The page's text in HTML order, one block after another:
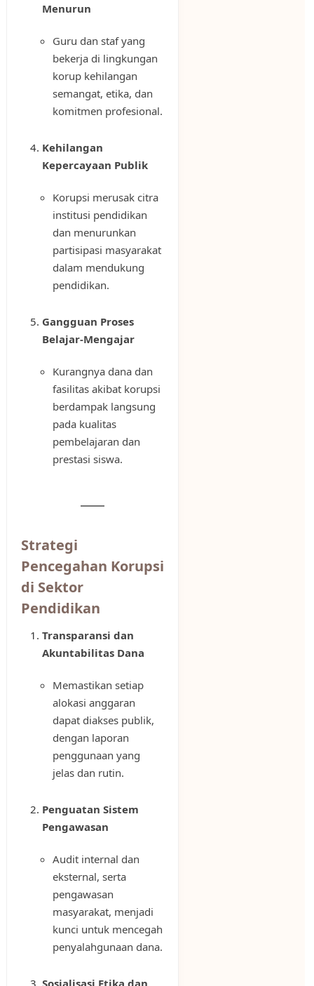
Menurun
Guru dan staf yang
bekerja di lingkungan
korup kehilangan
semangat, etika, dan
komitmen profesional.
Kehilangan
Kepercayaan Publik
Korupsi merusak citra
institusi pendidikan
dan menurunkan
partisipasi masyarakat
dalam mendukung
pendidikan.
Gangguan Proses
Belajar-Mengajar
Kurangnya dana dan
fasilitas akibat korupsi
berdampak langsung
pada kualitas
pembelajaran dan
prestasi siswa.
Strategi
Pencegahan Korupsi
di Sektor
Pendidikan
Transparansi dan
Akuntabilitas Dana
Memastikan setiap
alokasi anggaran
dapat diakses publik,
dengan laporan
penggunaan yang
jelas dan rutin.
Penguatan Sistem
Pengawasan
Audit internal dan
eksternal, serta
pengawasan
masyarakat, menjadi
kunci untuk mencegah
penyalahgunaan dana.
Sosialisasi Etika dan